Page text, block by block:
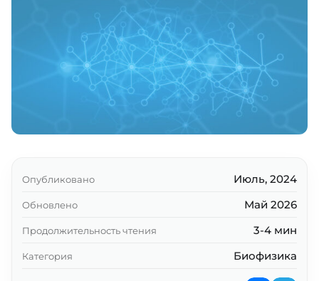
Опубликовано Июль, 2024
Обновлено Май 2026
Продолжительность чтения 3-4 мин
Категория Биофизика